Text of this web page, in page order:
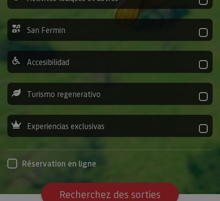
San Fermin
Accesibilidad
Turismo regenerativo
Experiencias exclusivas
Réservation en ligne
Recherchez des sorties